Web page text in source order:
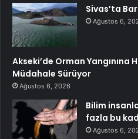
Sivas’ta
Ağustos 6,
Akseki’de Orman Yangınına
Müdahale Sürüyor
Ağustos 6, 2026
Bilim
fazla bu
Ağustos 6,